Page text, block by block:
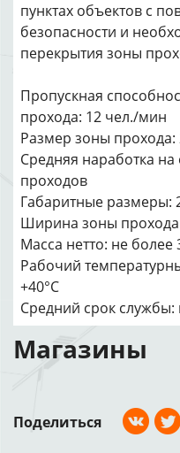
пунктах объектов с
безопасности и
перекрытия зоны
Пропускная
прохода: 12 чел./мин
Размер зоны
Средняя наработка на
проходов
Габаритные размеры:
Ширина зоны
Масса нетто: не более
Рабочий
+40°C
Средний срок службы:
Магазины
Поделиться